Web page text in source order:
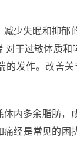
少失眠和抑郁
对于过敏体质
的发作。改善
内多余脂肪，
经是常见的